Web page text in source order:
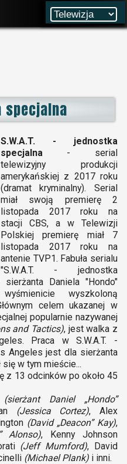
specjalna
S.W.A.T. - jednostka
specjalna - serial
telewizyjny produkcji
amerykańskiej z 2017 roku
(dramat kryminalny). Serial
miał swoją premierę 2
listopada 2017 roku na
stacji CBS, a w Telewizji
Polskiej premierę miał 7
listopada 2017 roku na
antenie TVP1. Fabuła serialu
"S.W.A.T. - jednostka
Daniela "Hondo"
wyszkoloną
celem ukazanej w
popularnie nazywanej
and Tactics), jest walka z
Praca w S.W.A.T. -
Angeles jest dla sierżanta
w tym mieście...
z 13 odcinków po około 45
(sierżant Daniel „Hondo”
(Jessica Cortez), Alex
(David „Deacon” Kay),
Alonso), Kenny Johnson
(Jeff Mumford), David
(Michael Plank) i inni.